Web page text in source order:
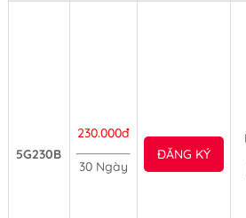
5G230B
230.000đ
30 Ngày
ĐĂNG KÝ